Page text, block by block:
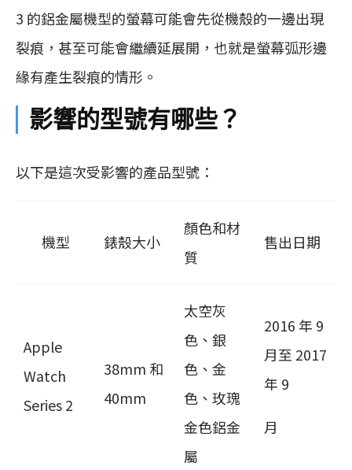
3 的鋁金屬機型的螢幕可能會先從機殼的一邊出現
裂痕，甚至可能會繼續延展開，也就是螢幕弧形邊
緣有產生裂痕的情形。
影響的型號有哪些？
以下是這次受影響的產品型號：
機型 錶殼大小
顏色和材
質
售出日期
Apple
Watch
Series 2
38mm 和
40mm
太空灰
色、銀
色、金
色、玫瑰
金色鋁金
屬
2016 年 9
月至 2017
年 9
月